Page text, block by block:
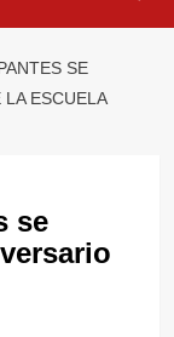
SE
ESCUELA
se